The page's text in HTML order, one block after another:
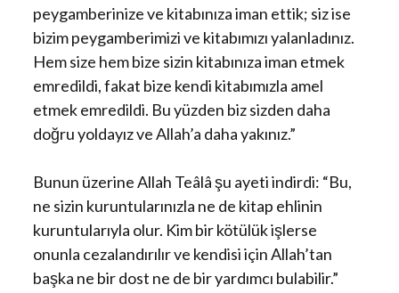
peygamberinize ve kitabınıza iman ettik; siz ise
bizim peygamberimizi ve kitabımızı yalanladınız.
Hem size hem bize sizin kitabınıza iman etmek
emredildi, fakat bize kendi kitabımızla amel
etmek emredildi. Bu yüzden biz sizden daha
doğru yoldayız ve Allah’a daha yakınız.”
Bunun üzerine Allah Teâlâ şu ayeti indirdi: “Bu,
ne sizin kuruntularınızla ne de kitap ehlinin
kuruntularıyla olur. Kim bir kötülük işlerse
onunla cezalandırılır ve kendisi için Allah’tan
başka ne bir dost ne de bir yardımcı bulabilir.”